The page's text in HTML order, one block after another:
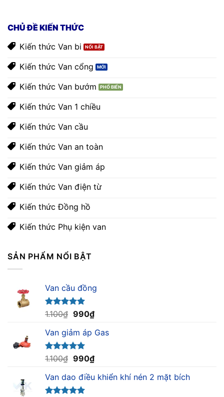
CHỦ ĐỀ KIẾN THỨC
Kiến thức Van bi
Kiến thức Van cổng
Kiến thức Van bướm
Kiến thức Van 1 chiều
Kiến thức Van cầu
Kiến thức Van an toàn
Kiến thức Van giảm áp
Kiến thức Van điện từ
Kiến thức Đồng hồ
Kiến thức Phụ kiện van
SẢN PHẨM NỔI BẬT
Van cầu đồng
Được xếp
hạng5.00
5 sao
1.100₫ Giá
là:
1.100₫.
990₫Giá
tại
990₫.
Van giảm áp Gas
Được xếp
hạng5.00
5 sao
1.100₫ Giá
là:
1.100₫.
990₫Giá
tại
Van dao điều khiển khí nén 2 mặt bích